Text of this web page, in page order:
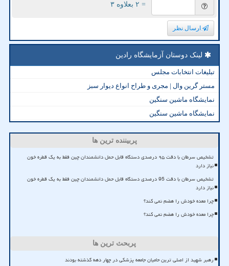
= ۲ بعلاوه ۳
ارسال نظر
لینک دوستان آزمایشگاه رادین
تبلیغات انتخابات مجلس
مستر گرین وال | مجری و طراح انواع دیوار سبز
نمایشگاه ماشین سنگین
نمایشگاه ماشین سنگین
پربیننده ترین ها
تشخیص سرطان با دقت ۹۵ درصدی دستگاه قابل حمل دانشمندان چین فقط به یک قطره خون
نیاز دارد
تشخیص سرطان با دقت 95 درصدی دستگاه قابل حمل دانشمندان چین فقط به یک قطره خون
نیاز دارد
چرا معده خودش را هضم نمی کند؟
چرا معده خودش را هضم نمی کند؟
پربحث ترین ها
رهبر شهید از اصلی ترین حامیان جامعه پزشکی در چهار دهه گذشته بودند